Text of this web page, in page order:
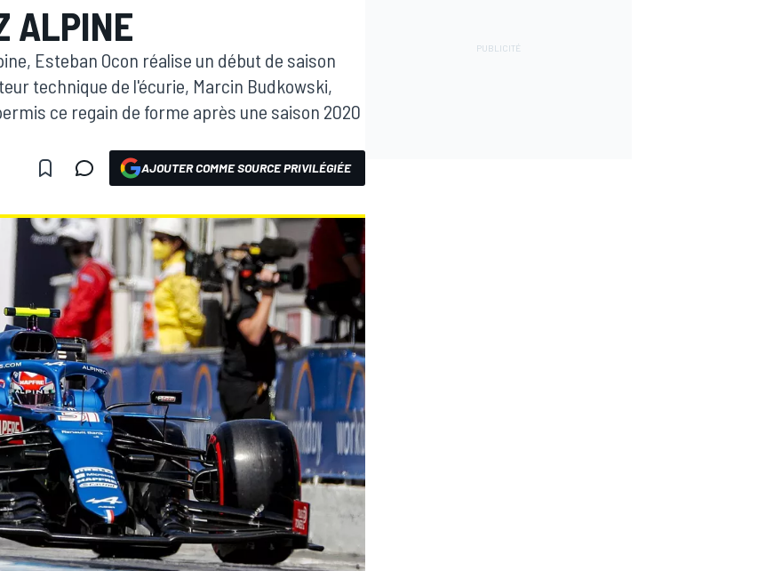
ALPINE
Esteban Ocon réalise un début de saison
technique de l'écurie, Marcin Budkowski,
ce regain de forme après une saison 2020
AJOUTER COMME SOURCE PRIVILÉGIÉE